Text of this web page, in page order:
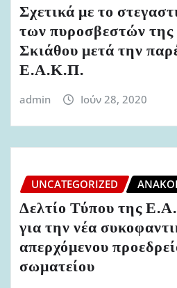
Σχετικά με το
των πυροσβεστών
Σκιάθου μετά την
Ε.Α.Κ.Π.
admin Ιούν 28, 2020
UNCATEGORIZED
Δελτίο Τύπου της
για την νέα
απερχόμενου
σωματείου